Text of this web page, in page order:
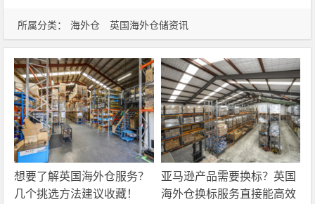
所属分类： 海外仓 英国海外仓储资讯
想要了解英国海外仓服务？
几个挑选方法建议收藏！
亚马逊产品需要换标？英国
海外仓换标服务直接能高效